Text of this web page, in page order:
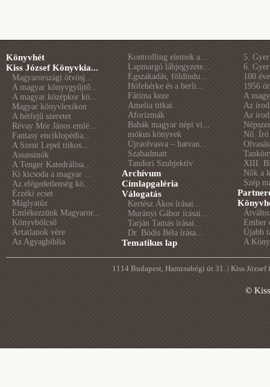
Könyvhét
Kiss József Könyvkia...
Magyarországi ötvösj...
A magyar könyvgyűjtő...
A magyar középkor kö...
Magyar könyvlexikon
A hétfejű szeretet
Révay Mór János emlé...
Fantasy enciklopédia...
A Szent Lepel titkos...
Assassinók
A Tenger Katedrálisa...
Ki kicsoda a magyar ...
Az elégedetlenség kö...
Érzéki ecset
Máglyatűz
Emlékezzünk Magyaror...
Könyvbölcső
Ártatlanok vére
Az Agyagbiblia
Kontrolling elemek a...
Lapmargó lábjegyzete...
Égszakadás, földindu...
Hófehérke és a berli...
Fátima keze
Amelia titkai
Aforizmák
Babák magyar népi vi...
mókus könyvek
Újraolvasva – hatvan...
Szabadmatt
Tandori Szubjektív
Archívum
Címlapgaléria
Válogatás
Kertész Ákos írásai...
Murányi Gábor írásai...
Tarján Tamás írásai...
Dr. Bódis Béla írása...
Tematikus lap
5.
6.
100
1956
A
Az
Az
Nő.
XIII.
Nők a
Szép
Ember
Újabb
A
1114 Budapest, Hamzsabégi út 31. | Kiss
©